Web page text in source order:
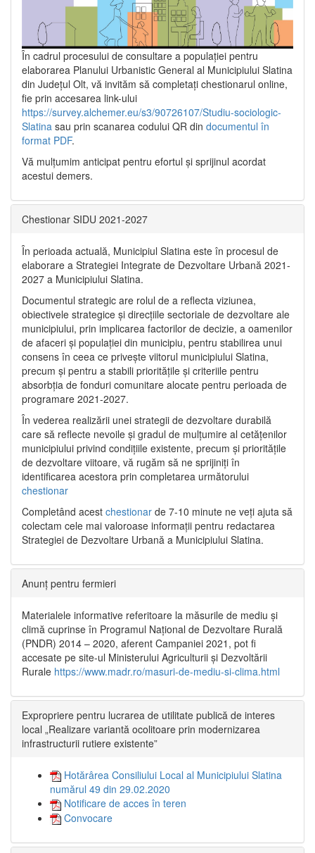
În cadrul procesului de consultare a populaţiei pentru
elaborarea Planului Urbanistic General al Municipiului Slatina
din Județul Olt, vă invităm să completați chestionarul online,
fie prin accesarea link-ului
https://survey.alchemer.eu/s3/90726107/Studiu-sociologic-
Slatina sau prin scanarea codului QR din documentul în
format PDF.
Vă mulţumim anticipat pentru efortul şi sprijinul acordat
acestui demers.
Chestionar SIDU 2021-2027
În perioada actuală, Municipiul Slatina este în procesul de
elaborare a Strategiei Integrate de Dezvoltare Urbană 2021‐
2027 a Municipiului Slatina.
Documentul strategic are rolul de a reflecta viziunea,
obiectivele strategice și direcțiile sectoriale de dezvoltare ale
municipiului, prin implicarea factorilor de decizie, a oamenilor
de afaceri și populației din municipiu, pentru stabilirea unui
consens în ceea ce privește viitorul municipiului Slatina,
precum și pentru a stabili prioritățile și criteriile pentru
absorbția de fonduri comunitare alocate pentru perioada de
programare 2021-2027.
În vederea realizării unei strategii de dezvoltare durabilă
care să reflecte nevoile și gradul de mulțumire al cetățenilor
municipiului privind condițiile existente, precum și prioritățile
de dezvoltare viitoare, vă rugăm să ne sprijiniți în
identificarea acestora prin completarea următorului
chestionar
Completând acest chestionar de 7-10 minute ne veți ajuta să
colectam cele mai valoroase informații pentru redactarea
Strategiei de Dezvoltare Urbană a Municipiului Slatina.
Anunț pentru fermieri
Materialele informative referitoare la măsurile de mediu și
climă cuprinse în Programul Național de Dezvoltare Rurală
(PNDR) 2014 – 2020, aferent Campaniei 2021, pot fi
accesate pe site-ul Ministerului Agriculturii și Dezvoltării
Rurale https://www.madr.ro/masuri-de-mediu-si-clima.html
Expropriere pentru lucrarea de utilitate publică de interes
local „Realizare variantă ocolitoare prin modernizarea
infrastructurii rutiere existente”
Hotărârea Consiliului Local al Municipiului Slatina
numărul 49 din 29.02.2020
Notificare de acces în teren
Convocare